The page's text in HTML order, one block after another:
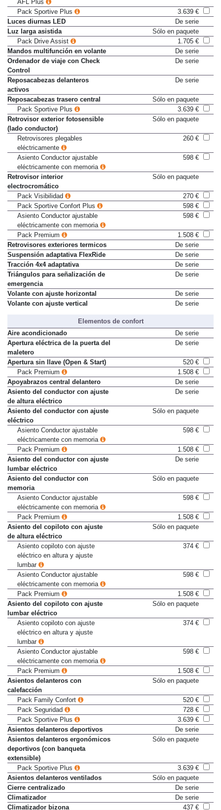
AFL Plus
Pack Sportive Plus
3.639 €
Luces diurnas LED
De serie
Luz larga asistida
Sólo en paquete
Pack Drive Assist
1.705 €
Mandos multifunción en volante
De serie
Ordenador de viaje con Check
Control
Reposacabezas delanteros
activos
Reposacabezas trasero central
Sólo en paquete
Pack Sportive Plus
3.639 €
Retrovisor exterior fotosensible
(lado conductor)
Retrovisores plegables
eléctricamente
Asiento Conductor ajustable
eléctricamente con memoria
Retrovisor interior
electrocromático
Pack Visibilidad
270 €
Pack Sportive Confort Plus
598 €
Asiento Conductor ajustable
eléctricamente con memoria
Pack Premium
1.508 €
Retrovisores exteriores termicos
De serie
Suspensión adaptativa FlexRide
De serie
Tracción 4x4 adaptativa
De serie
Triángulos para señalización de
emergencia
Volante con ajuste horizontal
De serie
Elementos de confort
Aire acondicionado
De serie
Apertura eléctrica de la puerta del
maletero
Apertura sin llave (Open & Start)
520 €
Pack Premium
1.508 €
Apoyabrazos central delantero
De serie
Asiento del conductor con ajuste
de altura eléctrico
Asiento del conductor con ajuste
eléctrico
Asiento Conductor ajustable
eléctricamente con memoria
Pack Premium
1.508 €
Asiento del conductor con ajuste
lumbar eléctrico
Asiento del conductor con
memoria
Asiento Conductor ajustable
eléctricamente con memoria
Pack Premium
1.508 €
Asiento del copiloto con ajuste
de altura eléctrico
Asiento copiloto con ajuste
eléctrico en altura y ajuste
lumbar
Asiento Conductor ajustable
eléctricamente con memoria
Pack Premium
1.508 €
Asiento del copiloto con ajuste
lumbar eléctrico
Asiento copiloto con ajuste
eléctrico en altura y ajuste
lumbar
Asiento Conductor ajustable
eléctricamente con memoria
Pack Premium
1.508 €
Asientos delanteros con
calefacción
Pack Family Confort
520 €
Pack Seguridad
728 €
Pack Sportive Plus
3.639 €
Asientos delanteros deportivos
De serie
Asientos delanteros ergonómicos
deportivos (con banqueta
extensible)
Pack Sportive Plus
3.639 €
Asientos delanteros ventilados
Sólo en paquete
Cierre centralizado
De serie
Climatizador
De serie